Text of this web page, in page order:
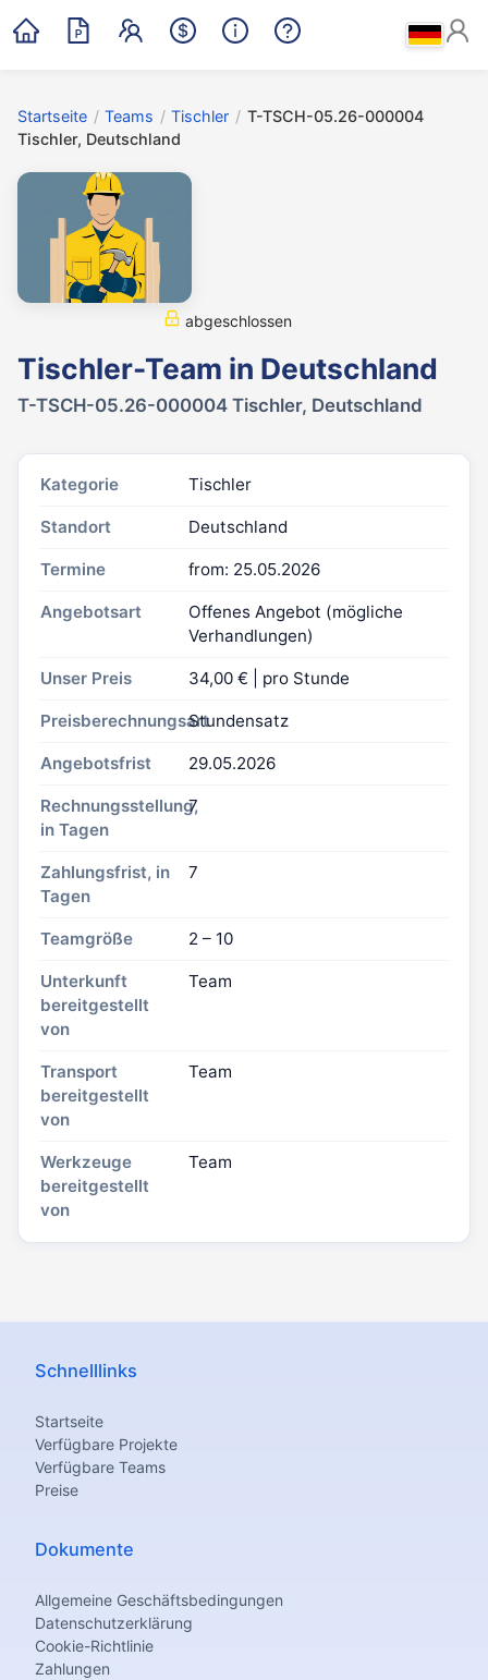
Startseite / Teams / Tischler / T-TSCH-05.26-000004
Tischler, Deutschland
abgeschlossen
Tischler-Team in Deutschland
T-TSCH-05.26-000004 Tischler, Deutschland
Kategorie Tischler
Standort Deutschland
Termine from: 25.05.2026
Angebotsart
Offenes Angebot (mögliche
Verhandlungen)
Unser Preis 34,00 € | pro Stunde
PreisberechnungsartStundensatz
Angebotsfrist 29.05.2026
Rechnungsstellung,
in Tagen
7
Zahlungsfrist, in
Tagen
7
Teamgröße 2 – 10
Unterkunft
bereitgestellt
von
Team
Transport
bereitgestellt
von
Team
Werkzeuge
bereitgestellt
von
Team
Schnelllinks
Startseite
Verfügbare Projekte
Verfügbare Teams
Preise
Dokumente
Allgemeine Geschäftsbedingungen
Datenschutzerklärung
Cookie-Richtlinie
Zahlungen